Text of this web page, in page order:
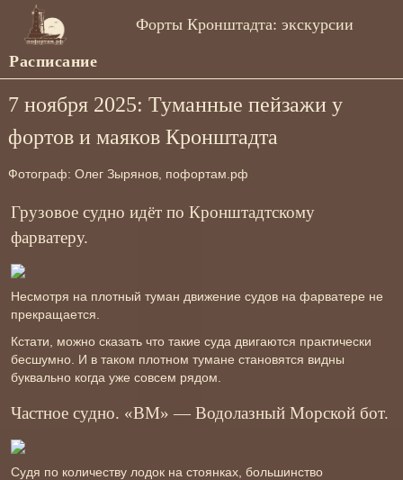
Форты Кронштадта: экскурсии
Расписание
7 ноября 2025: Туманные пейзажи у
фортов и маяков Кронштадта
Фотограф: Олег Зырянов, пофортам.рф
Грузовое судно идёт по Кронштадтскому
фарватеру.
Несмотря на плотный туман движение судов на фарватере не
прекращается.
Кстати, можно сказать что такие суда двигаются практически
бесшумно. И в таком плотном тумане становятся видны
буквально когда уже совсем рядом.
Частное судно. «ВМ» — Водолазный Морской бот.
Судя по количеству лодок на стоянках, большинство